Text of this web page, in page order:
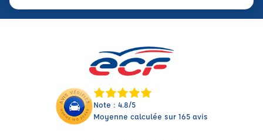
Note : 4.8/5
Moyenne calculée sur 165 avis